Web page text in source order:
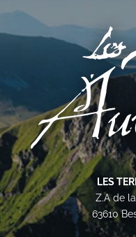
LES
Z.A de
63610